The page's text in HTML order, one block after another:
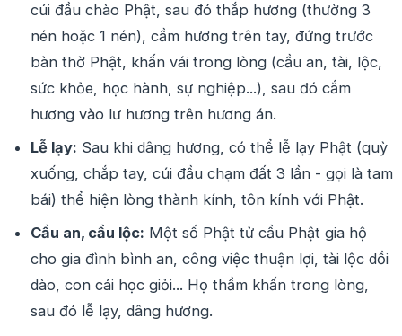
cúi đầu chào Phật, sau đó thắp hương (thường 3
nén hoặc 1 nén), cầm hương trên tay, đứng trước
bàn thờ Phật, khấn vái trong lòng (cầu an, tài, lộc,
sức khỏe, học hành, sự nghiệp...), sau đó cắm
hương vào lư hương trên hương án.
Lễ lạy: Sau khi dâng hương, có thể lễ lạy Phật (quỳ
xuống, chắp tay, cúi đầu chạm đất 3 lần - gọi là tam
bái) thể hiện lòng thành kính, tôn kính với Phật.
Cầu an, cầu lộc: Một số Phật tử cầu Phật gia hộ
cho gia đình bình an, công việc thuận lợi, tài lộc dồi
dào, con cái học giỏi... Họ thầm khấn trong lòng,
sau đó lễ lạy, dâng hương.